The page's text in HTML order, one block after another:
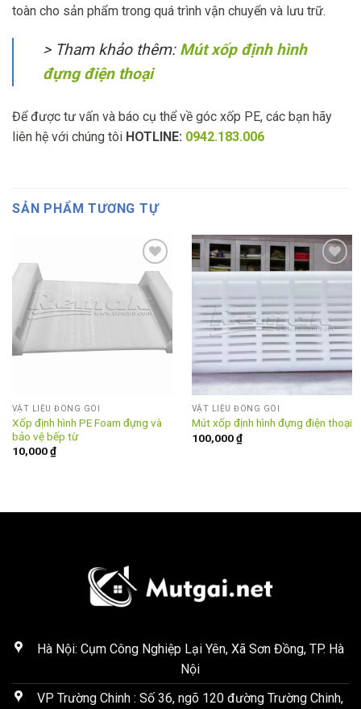
toàn cho sản phẩm trong quá trình vận chuyển và lưu trữ.
> Tham khảo thêm: Mút xốp định hình
đựng điện thoại
Để được tư vấn và báo cụ thể về góc xốp PE, các bạn hãy
liên hệ với chúng tôi HOTLINE: 0942.183.006
SẢN PHẨM TƯƠNG TỰ
Add to
wishlist
VẬT LIỆU ĐÓNG GÓI
Xốp định hình PE Foam đựng và
bảo vệ bếp từ
10,000₫
Add to
wishlist
VẬT LIỆU ĐÓNG GÓI
Mút xốp định hình đựng điện thoại
100,000₫
Hà Nội: Cụm Công Nghiệp Lại Yên, Xã Sơn Đồng, TP. Hà
Nội
VP Trường Chinh : Số 36, ngõ 120 đường Trường Chinh,